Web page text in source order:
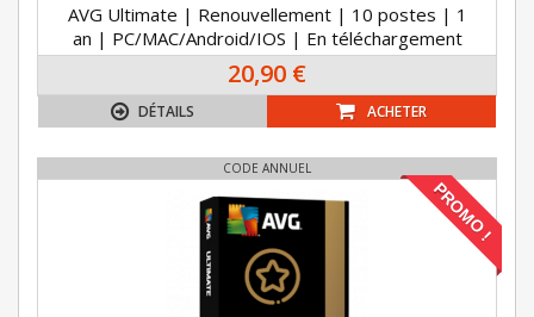
AVG Ultimate | Renouvellement | 10 postes | 1
an | PC/MAC/Android/IOS | En téléchargement
20,90 €
DÉTAILS ACHETER
CODE ANNUEL
PROMO !